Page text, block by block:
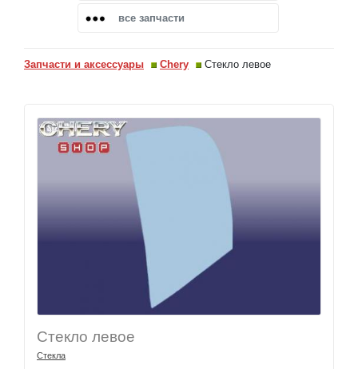
все запчасти
Запчасти и аксессуары Chery Стекло левое
Стекло левое
Стекла